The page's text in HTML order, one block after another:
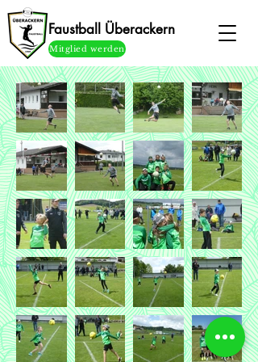
Faustball Überackern
Mitglied werden